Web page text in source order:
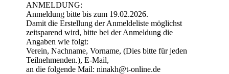
ANMELDUNG:
Anmeldung bitte bis zum 19.02.2026.
Damit die Erstellung der Anmeldeliste möglichst
zeitsparend wird, bitte bei der Anmeldung die
Angaben wie folgt:
Verein, Nachname, Vorname, (Dies bitte für jeden
Teilnehmenden.), E-Mail,
an die folgende Mail: ninakh@t-online.de